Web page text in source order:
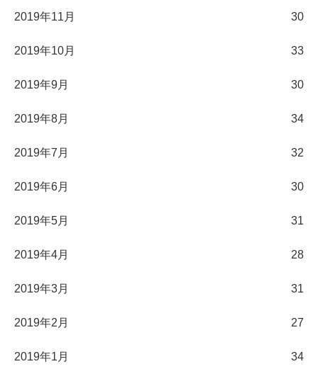
2019年11月 30
2019年10月 33
2019年9月 30
2019年8月 34
2019年7月 32
2019年6月 30
2019年5月 31
2019年4月 28
2019年3月 31
2019年2月 27
2019年1月 34